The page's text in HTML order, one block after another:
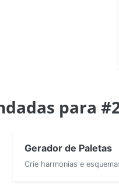
para
Gerador de Paletas
Crie harmonias e